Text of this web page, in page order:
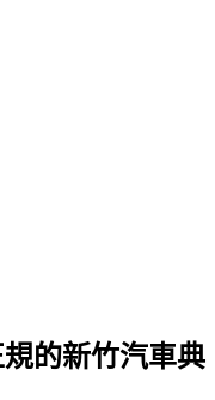
的新竹汽車典